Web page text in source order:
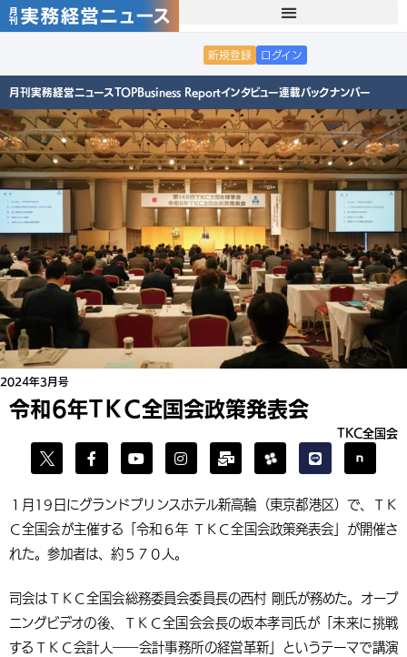
新規登録 ログイン
月刊実務経営ニュースTOPBusiness Reportインタビュー連載バックナンバー
2024年3月号
令和６年ＴＫＣ全国会政策発表会
TKC全国会
１月19日にグランドプリンスホテル新高輪（東京都港区）で、ＴＫ
Ｃ全国会が主催する「令和６年 ＴＫＣ全国会政策発表会」が開催さ
れた。参加者は、約５７０人。
司会はＴＫＣ全国会総務委員会委員長の西村 剛氏が務めた。オープ
ニングビデオの後、ＴＫＣ全国会会長の坂本孝司氏が「未来に挑戦
するＴＫＣ会計人――会計事務所の経営革新」というテーマで講演